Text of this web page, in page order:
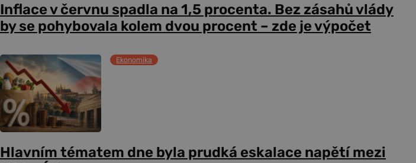
Inflace v červnu spadla na 1,5 procenta. Bez zásahů vlády
by se pohybovala kolem dvou procent – zde je výpočet
Ekonomika
Hlavním tématem dne byla prudká eskalace napětí mezi